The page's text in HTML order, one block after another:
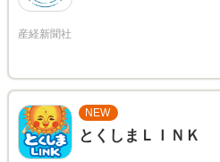
NEW
とくしまＬＩＮＫ